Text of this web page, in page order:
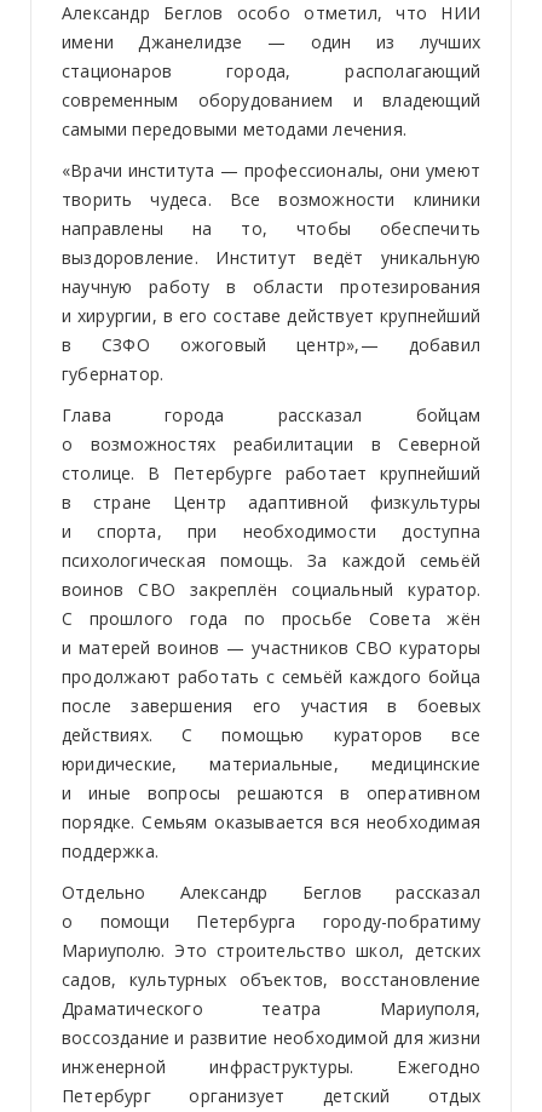
Александр Беглов особо отметил, что НИИ
имени Джанелидзе — один из лучших
стационаров города, располагающий
современным оборудованием и владеющий
самыми передовыми методами лечения.
«Врачи института — профессионалы, они умеют
творить чудеса. Все возможности клиники
направлены на то, чтобы обеспечить
выздоровление. Институт ведёт уникальную
научную работу в области протезирования
и хирургии, в его составе действует крупнейший
в СЗФО ожоговый центр»,— добавил
губернатор.
Глава города рассказал бойцам
о возможностях реабилитации в Северной
столице. В Петербурге работает крупнейший
в стране Центр адаптивной физкультуры
и спорта, при необходимости доступна
психологическая помощь. За каждой семьёй
воинов СВО закреплён социальный куратор.
С прошлого года по просьбе Совета жён
и матерей воинов — участников СВО кураторы
продолжают работать с семьёй каждого бойца
после завершения его участия в боевых
действиях. С помощью кураторов все
юридические, материальные, медицинские
и иные вопросы решаются в оперативном
порядке. Семьям оказывается вся необходимая
поддержка.
Отдельно Александр Беглов рассказал
о помощи Петербурга городу-побратиму
Мариуполю. Это строительство школ, детских
садов, культурных объектов, восстановление
Драматического театра Мариуполя,
воссоздание и развитие необходимой для жизни
инженерной инфраструктуры. Ежегодно
Петербург организует детский отдых